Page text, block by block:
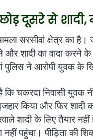
दूसरे से शादी,
सरसीवां क्षेत्र का
और शादी का वादा करने
पुलिस ने आरोपी युवक के
कि चकरदा निवासी युवक
किया और फिर
शादी के लिए तैयार नहीं
नहीं पहुंचा। पीड़िता की